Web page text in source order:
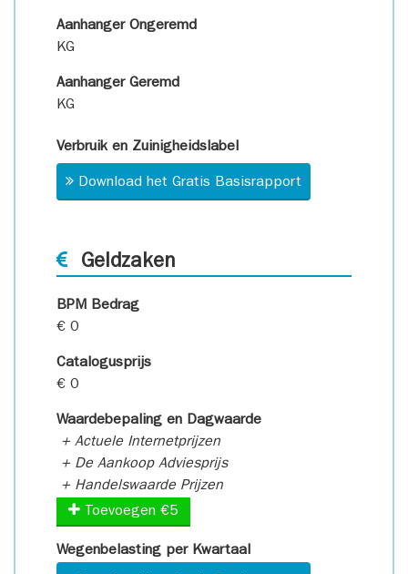
Aanhanger Ongeremd
KG
Aanhanger Geremd
KG
Verbruik en Zuinigheidslabel
Download het Gratis Basisrapport
Geldzaken
BPM Bedrag
€ 0
Catalogusprijs
€ 0
Waardebepaling en Dagwaarde
+ Actuele Internetprijzen
+ De Aankoop Adviesprijs
+ Handelswaarde Prijzen
Toevoegen €5
Wegenbelasting per Kwartaal